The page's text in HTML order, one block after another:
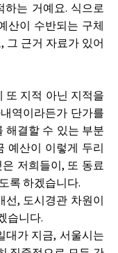
하는 거예요. 식으로
산이 수반되는 구체
그 근거 자료가 있어
또 지적 아닌 지적을
역이라든가 단가를
해결할 수 있는 부분
예산이 이렇게 두리
저희들이, 또 동료
록 하겠습니다.
선, 도시경관 차원이
습니다.
대가 지금, 서울시는